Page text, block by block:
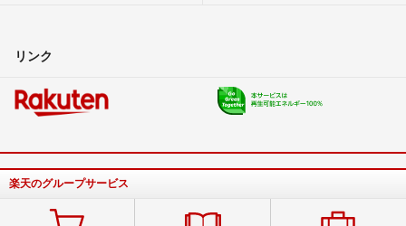
リンク
楽天のグループサービス